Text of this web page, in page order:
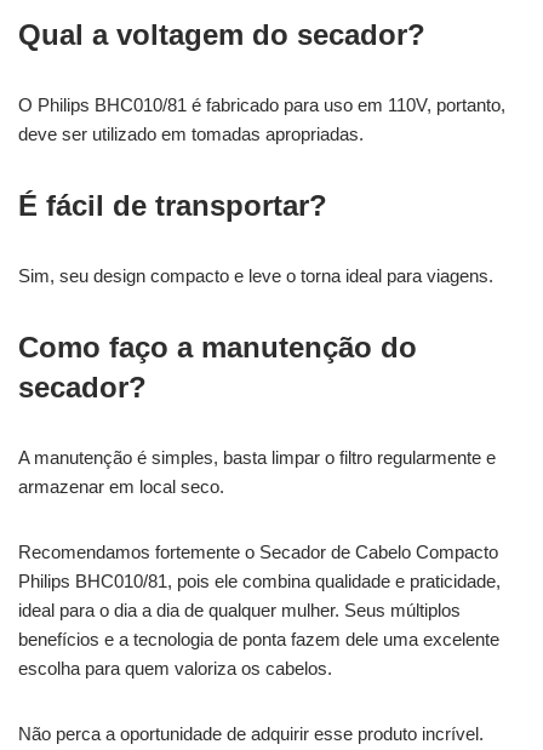
Qual a voltagem do secador?
O Philips BHC010/81 é fabricado para uso em 110V, portanto,
deve ser utilizado em tomadas apropriadas.
É fácil de transportar?
Sim, seu design compacto e leve o torna ideal para viagens.
Como faço a manutenção do
secador?
A manutenção é simples, basta limpar o filtro regularmente e
armazenar em local seco.
Recomendamos fortemente o Secador de Cabelo Compacto
Philips BHC010/81, pois ele combina qualidade e praticidade,
ideal para o dia a dia de qualquer mulher. Seus múltiplos
benefícios e a tecnologia de ponta fazem dele uma excelente
escolha para quem valoriza os cabelos.
Não perca a oportunidade de adquirir esse produto incrível.